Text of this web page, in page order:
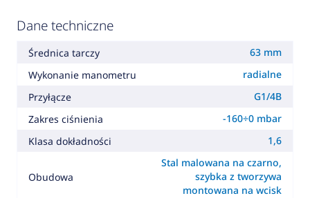
Dane techniczne
Średnica tarczy
63 mm
Wykonanie manometru
radialne
Przyłącze
G1/4B
Zakres ciśnienia
-160÷0 mbar
Klasa dokładności
1,6
Obudowa
Stal malowana na czarno,
szybka z tworzywa
montowana na wcisk